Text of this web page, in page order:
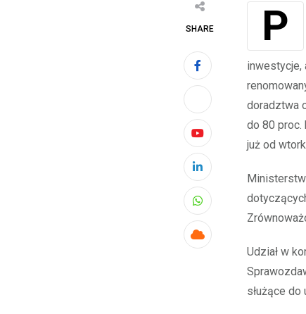
SHARE
Youtube
LinkedIn
Whatsapp
Cloud
Przedsiębiorcy z sektora MŚP mają szansę skorzystania z programu FENG,
inwestycje,
doradztwa
do 80
już od
Udział w
służące